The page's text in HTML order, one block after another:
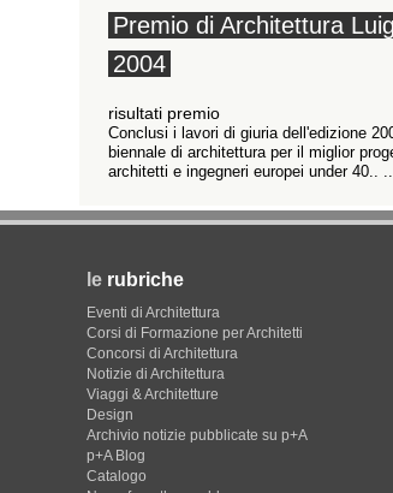
Premio di Architettura
2004
risultati premio
Conclusi i lavori di giuria dell'edizione
biennale di architettura per il miglior
architetti e ingegneri europei under 40..
le rubriche
Eventi di Architettura
Corsi di Formazione per Architetti
Concorsi di Architettura
Notizie di Architettura
Viaggi & Architetture
Design
Archivio notizie pubblicate su p+A
p+A Blog
Catalogo